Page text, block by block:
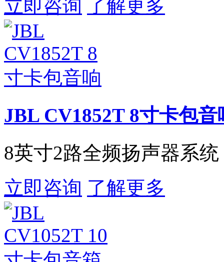
立即咨询 了解更多
JBL CV1852T 8寸卡包音
8英寸2路全频扬声器系统
立即咨询 了解更多